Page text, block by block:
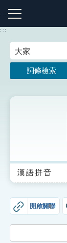
到
主
:::
注音索引圖示
生字詞彙表
成語故事
索引選單
:::
詞條檢索
漢語拼音
開啟關聯